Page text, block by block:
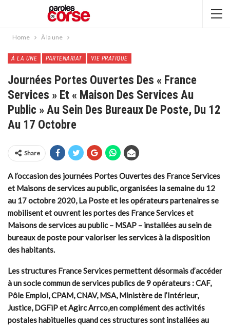
Home À la une
À LA UNE PARTENARIAT VIE PRATIQUE
Journées Portes Ouvertes Des « France
Services » Et « Maison Des Services Au
Public » Au Sein Des Bureaux De Poste, Du 12
Au 17 Octobre
Share
A l’occasion des journées Portes Ouvertes des France Services
et Maisons de services au public, organisées la semaine du 12
au 17 octobre 2020, La Poste et les opérateurs partenaires se
mobilisent et ouvrent les portes des France Services et
Maisons de services au public – MSAP – installées au sein de
bureaux de poste pour valoriser les services à la disposition
des habitants.
Les structures France Services permettent désormais d’accéder
à un socle commun de services publics de 9 opérateurs : CAF,
Pôle Emploi, CPAM, CNAV, MSA, Ministère de l’Intérieur,
Justice, DGFiP etAgirc Arrco,en complément des activités
postales habituelles quand ces structures sont installées au